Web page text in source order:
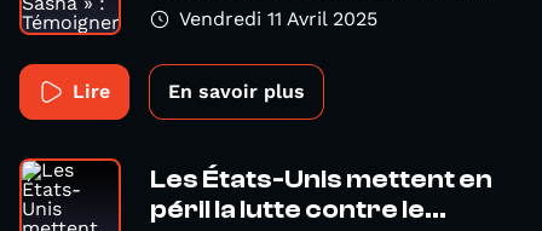
Vendredi 11 Avril 2025
Lire En savoir plus
Les États-Unis mettent en
péril la lutte contre le...